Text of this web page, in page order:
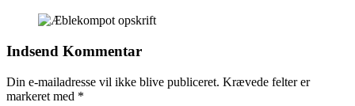
Indsend Kommentar
Din e-mailadresse vil ikke blive publiceret. Krævede felter er
markeret med *